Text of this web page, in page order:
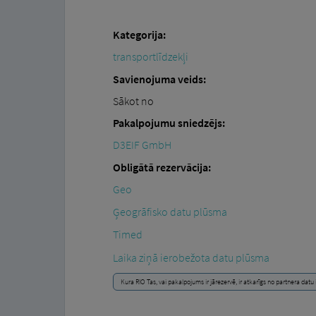
Kategorija:
transportlīdzekļi
Savienojuma veids:
Sākot no
Pakalpojumu sniedzējs:
D3EIF GmbH
Obligātā rezervācija:
Geo
Ģeogrāfisko datu plūsma
Timed
Laika ziņā ierobežota datu plūsma
Kura RIO Tas, vai pakalpojums ir jārezervē, ir atkarīgs no partnera datu